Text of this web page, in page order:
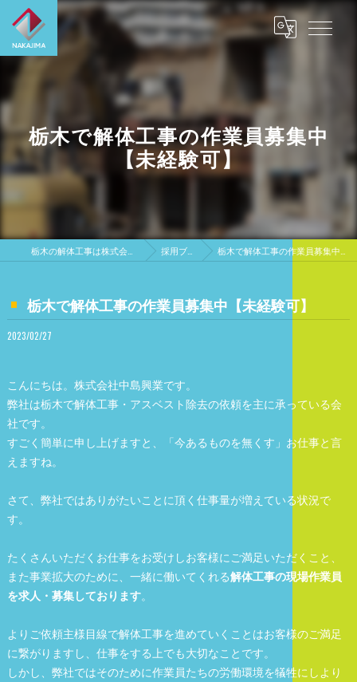
栃木で解体工事の作業員募集中
【未経験可】
栃木の解体工事は株式会社中島興業 採用ブログ 栃木で解体工事の作業員募集中【未経験可】
栃木で解体工事の作業員募集中【未経験可】
2023/02/27
こんにちは。株式会社中島興業です。
弊社は栃木で解体工事・アスベスト除去の依頼を主に承っている会
社です。
すごく簡単に申し上げますと、「今あるものを無くす」お仕事と言
えますね。
さて、弊社ではありがたいことに頂く仕事量が増えている状況で
す。
たくさんいただくお仕事をお受けしお客様にご満足いただくこと、
また事業拡大のために、一緒に働いてくれる解体工事の現場作業員
を求人・募集しております。
よりご依頼主様目線で解体工事を進めていくことはお客様のご満足
に繋がりますし、仕事をする上でも大切なことです。
しかし、弊社ではそのために作業員たちの労働環境を犠牲にしより